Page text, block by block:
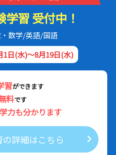
習 受付中！
・数学/英語/国語
1日(水)～8月19日(水)
習ができます
料です
力も分かります
詳細はこちら